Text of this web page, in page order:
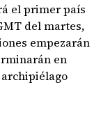
el primer país
del martes,
empezarán
en